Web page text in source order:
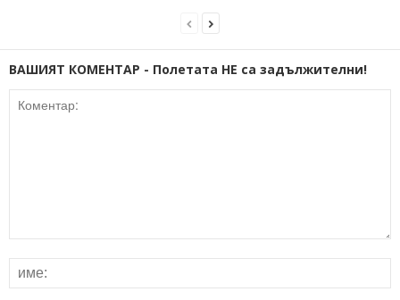
ВАШИЯТ КОМЕНТАР - Полетата НЕ са задължителни!